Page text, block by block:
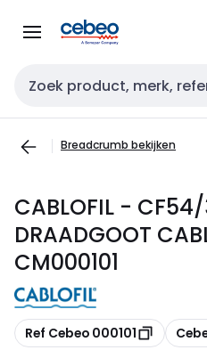
naar
naar
Zoekveld invoer
Breadcrumb bekijken
CABLOFIL -
DRAADGOOT
CM000101
Kopiëren
Ref Cebeo 000101